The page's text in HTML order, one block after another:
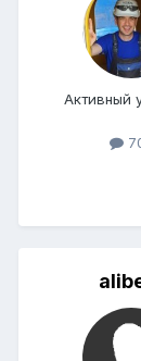
Активный